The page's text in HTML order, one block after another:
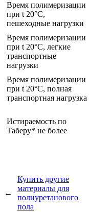
Время полимеризации
при t 20°C,
пешеходные нагрузки
Время полимеризации
при t 20°C, легкие
транспортные
нагрузки
Время полимеризации
при t 20°C, полная
транспортная нагрузка
Истираемость по
Таберу* не более
←
Купить другие
материалы для
полиуретанового
пола